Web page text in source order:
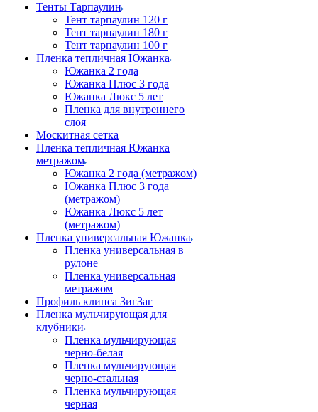
Тенты Тарпаулин
Тент тарпаулин 120 г
Тент тарпаулин 180 г
Тент тарпаулин 100 г
Пленка тепличная Южанка
Южанка 2 года
Южанка Плюс 3 года
Южанка Люкс 5 лет
Пленка для внутреннего
слоя
Москитная сетка
Пленка тепличная Южанка
метражом
Южанка 2 года (метражом)
Южанка Плюс 3 года
(метражом)
Южанка Люкс 5 лет
(метражом)
Пленка универсальная Южанка
Пленка универсальная в
рулоне
Пленка универсальная
метражом
Профиль клипса ЗигЗаг
Пленка мульчирующая для
клубники
Пленка мульчирующая
черно-белая
Пленка мульчирующая
черно-стальная
Пленка мульчирующая
черная